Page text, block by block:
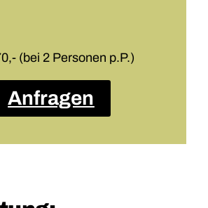
(bei 2 Personen p.P.)
Anfragen